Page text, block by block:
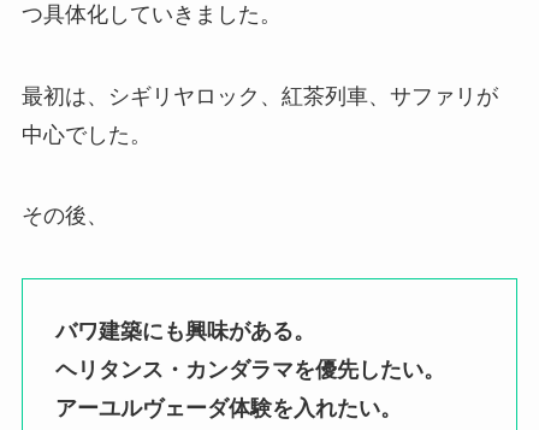
つ具体化していきました。
最初は、シギリヤロック、紅茶列車、サファリが
中心でした。
その後、
バワ建築にも興味がある。
ヘリタンス・カンダラマを優先したい。
アーユルヴェーダ体験を入れたい。